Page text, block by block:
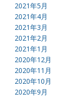
2021年5月
2021年4月
2021年3月
2021年2月
2021年1月
2020年12月
2020年11月
2020年10月
2020年9月